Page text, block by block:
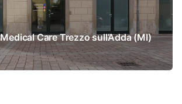
Care Trezzo sull’Adda (MI)